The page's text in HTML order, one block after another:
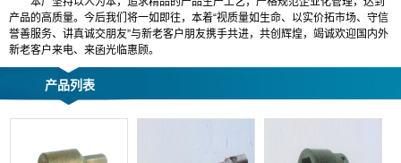
产品的高质量。今后我们将一如即往，本着“视质量如生命、以实价拓市场、守信
誉善服务、讲真诚交朋友”与新老客户朋友携手共进，共创辉煌，竭诚欢迎国内外
新老客户来电、来函光临惠顾。
产品列表